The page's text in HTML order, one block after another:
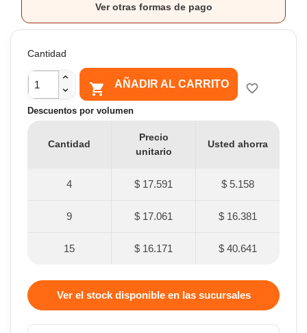
Ver otras formas de pago
Cantidad
 AÑADIR AL CARRITO favorite_border
Descuentos por volumen
Cantidad
Precio
unitario
Usted ahorra
4 $ 17.591 $ 5.158
9 $ 17.061 $ 16.381
15 $ 16.171 $ 40.641
Ver el stock disponible en las sucursales